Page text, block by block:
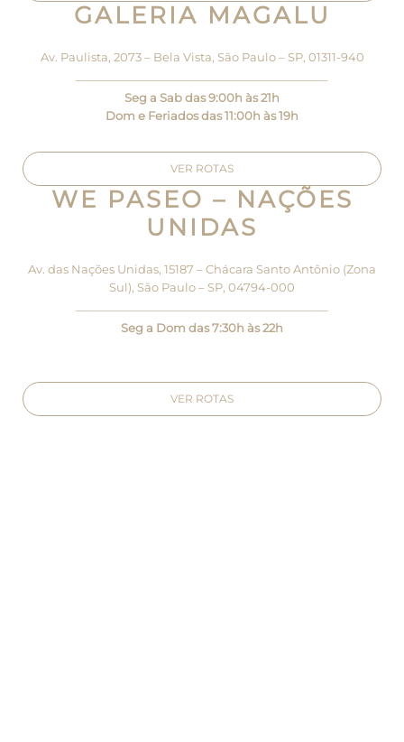
GALERIA MAGALU
Av. Paulista, 2073 – Bela Vista, São Paulo – SP, 01311-940
—————————————————————–
Seg a Sab das 9:00h às 21h
Dom e Feriados das 11:00h às 19h
VER ROTAS
WE PASEO – NAÇÕES
UNIDAS
Av. das Nações Unidas, 15187 – Chácara Santo Antônio (Zona
Sul), São Paulo – SP, 04794-000
—————————————————————–
Seg a Dom das 7:30h às 22h
VER ROTAS